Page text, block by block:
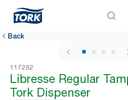
Back
1 / 4
117282
Libresse Regular
Tork Dispenser